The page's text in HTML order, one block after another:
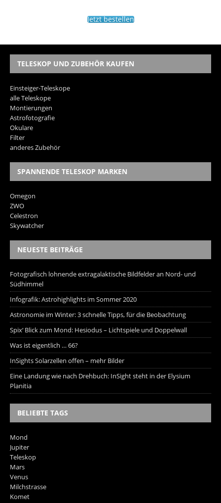
Jetzt bestellen
TELESKOP UND ZUBEHÖR KAUFEN
Einsteiger-Teleskope
alle Teleskope
Montierungen
Astrofotografie
Okulare
Filter
anderes Zubehör
SPANNENDE TELESKOP MARKEN
Omegon
ZWO
Celestron
Skywatcher
NEUESTE BEITRÄGE
Fotografisch lohnende extragalaktische Bildfelder an Nord- und
Südhimmel
Infografik: Astrohighlights im Sommer 2020
Astronomie im Winter: 3 schnelle Tipps, für die Beobachtung
Spix‘ Blick zum Mond: Hesiodus – Lichtspiele und Doppelwall
Was ist eigentlich … 66?
InSights Solarzellen offen – mehr Bilder
Eine Landung wie nach Drehbuch: InSight steht in der Elysium
Planitia
BELIEBTE TAGS
Mond
Jupiter
Teleskop
Mars
Venus
Milchstrasse
Komet